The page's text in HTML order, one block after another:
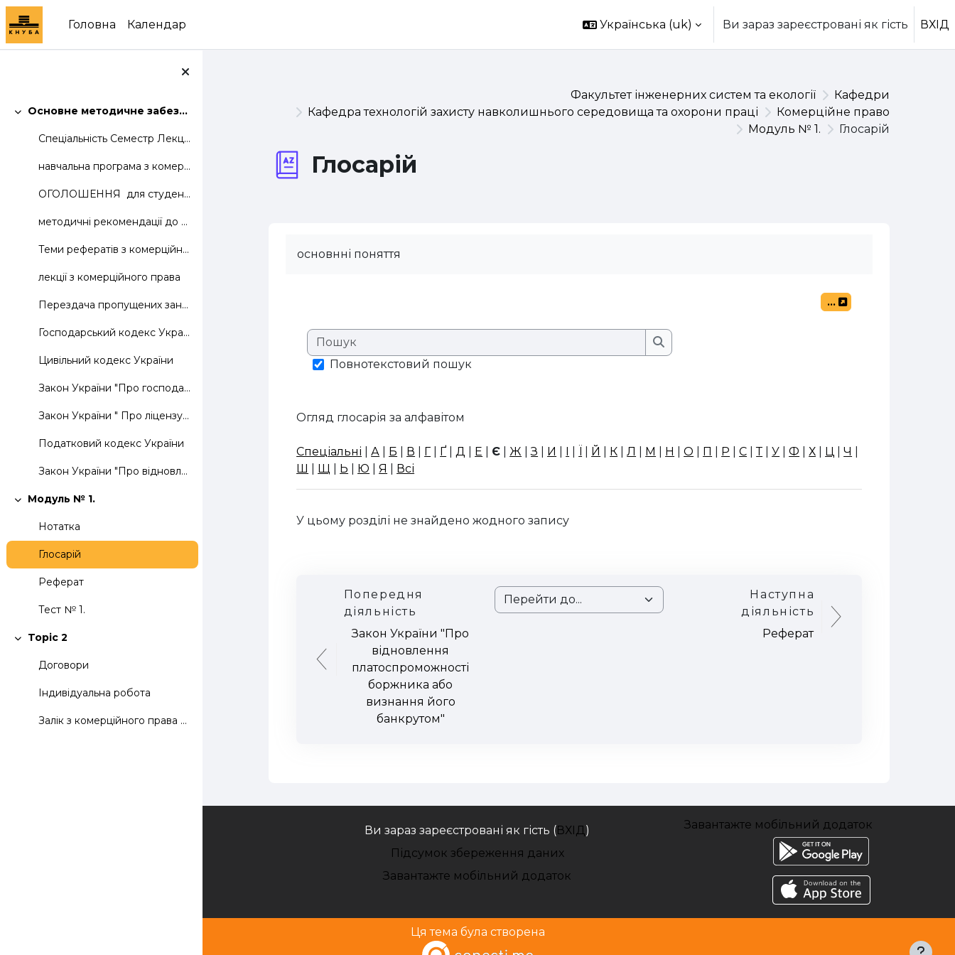
Перейти до головного вмісту
Головна
Календар Українська ‎(uk)‎ Ви зараз зареєстровані як гість ВХІД
Згорнути
Основне методичне забезпечення дисципліни
Спеціальність Семестр Лекцій Лаб. Практ....
навчальна програма з комерційного права
ОГОЛОШЕННЯ для студентів групи ТКД 31: перед п...
методичні рекомендації до оформлення індивідуального завдання
Теми рефератів з комерційного права
лекції з комерційного права
Перездача пропущених занять з комерційного права.
Господарський кодекс України
Цивільний кодекс України
Закон України "Про господарські товариства"
Закон України " Про ліцензування окремих видів господарської діяльності"
Податковий кодекс України
Закон України "Про відновлення платоспроможності боржника або визнання його банкрутом"
Згорнути
Модуль № 1.
Нотатка
Глосарій
Реферат
Тест № 1.
Згорнути
Topic 2
Договори
Індивідуальна робота
Залік з комерційного права відбудеться 27 грудня 2...
Факультет інженерних систем та екології
Кафедри
Кафедра технологій захисту навколишнього середовища та охорони праці
Комерційне право
Модуль № 1.
Глосарій
Глосарій
основнні поняття
...
Експорт записів
Пошук
Пошук
Повнотекстовий пошук
Огляд глосарія за алфавітом
Спеціальні |А Б В Г Ґ |Д Е Є Ж |З И І Ї Й К |Л М Н |О П Р |С |Т |У |Ф |Х Ц |Ч
Ш
Щ Ь Ю |Я Всі
У цьому розділі не знайдено жодного запису
Попередня
діяльність
Закон України "Про
відновлення
платоспроможності
боржника або
визнання його
банкрутом"
Перейти до...
Наступна
діяльність
Реферат
Ви зараз зареєстровані як гість (ВХІД)
Підсумок збереження даних
Завантажте мобільний додаток
Завантажте мобільний додаток
Ця тема була створена